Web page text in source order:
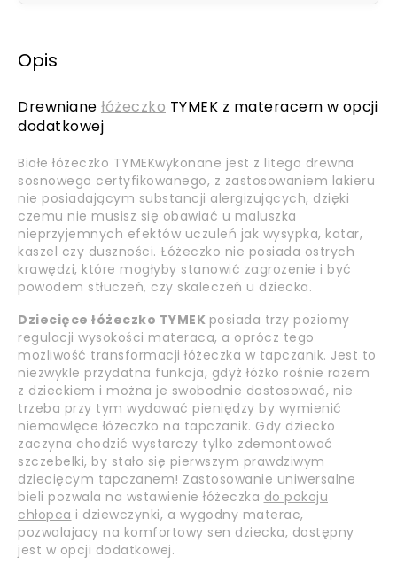
Opis
Drewniane łóżeczko TYMEK z materacem w opcji
dodatkowej
Białe łóżeczko TYMEKwykonane jest z litego drewna
sosnowego certyfikowanego, z zastosowaniem lakieru
nie posiadającym substancji alergizujących, dzięki
czemu nie musisz się obawiać u maluszka
nieprzyjemnych efektów uczuleń jak wysypka, katar,
kaszel czy duszności. Łóżeczko nie posiada ostrych
krawędzi, które mogłyby stanowić zagrożenie i być
powodem stłuczeń, czy skaleczeń u dziecka.
Dziecięce łóżeczko TYMEK posiada trzy poziomy
regulacji wysokości materaca, a oprócz tego
możliwość transformacji łóżeczka w tapczanik. Jest to
niezwykle przydatna funkcja, gdyż łóżko rośnie razem
z dzieckiem i można je swobodnie dostosować, nie
trzeba przy tym wydawać pieniędzy by wymienić
niemowlęce łóżeczko na tapczanik. Gdy dziecko
zaczyna chodzić wystarczy tylko zdemontować
szczebelki, by stało się pierwszym prawdziwym
dziecięcym tapczanem! Zastosowanie uniwersalne
bieli pozwala na wstawienie łóżeczka do pokoju
chłopca i dziewczynki, a wygodny materac,
pozwalajacy na komfortowy sen dziecka, dostępny
jest w opcji dodatkowej.